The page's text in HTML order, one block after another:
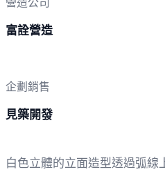
營造公司
富詮營造
企劃銷售
見築開發
白色立體的立面造型透過弧線